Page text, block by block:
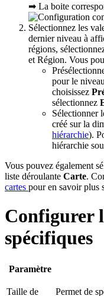
➡ La boite
Sélectionnez les
dernier niveau à
régions,
et Région. Vous
pour le
choisissez
sélectionnez
Sélectionner
créé sur la
hiérarchie).
hiérarchie
Vous pouvez également
liste déroulante Carte.
cartes pour en savoir plus
Configurer
spécifiques
Paramètre
Taille de Permet de